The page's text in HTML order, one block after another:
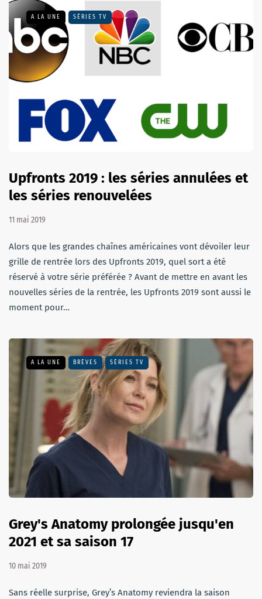
A LA UNE SÉRIES TV
Upfronts 2019 : les séries annulées et
les séries renouvelées
11 mai 2019
Alors que les grandes chaînes américaines vont dévoiler leur
grille de rentrée lors des Upfronts 2019, quel sort a été
réservé à votre série préférée ? Avant de mettre en avant les
nouvelles séries de la rentrée, les Upfronts 2019 sont aussi le
moment pour…
A LA UNE BRÈVES SÉRIES TV
Grey's Anatomy prolongée jusqu'en
2021 et sa saison 17
10 mai 2019
Sans réelle surprise, Grey’s Anatomy reviendra la saison